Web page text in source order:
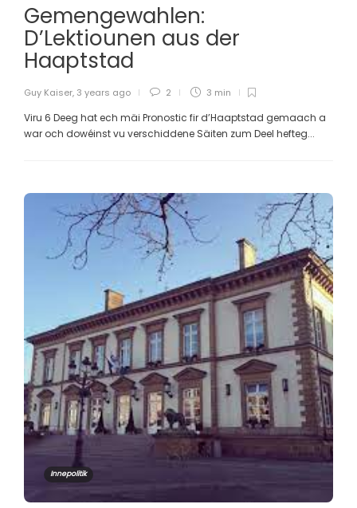
Gemengewahlen:
D’Lektiounen aus der
Haaptstad
Guy Kaiser, 3 years ago 2 3 min
Viru 6 Deeg hat ech mäi Pronostic fir d’Haaptstad gemaach a
war och dowéinst vu verschiddene Säiten zum Deel hefteg...
Innepolitik